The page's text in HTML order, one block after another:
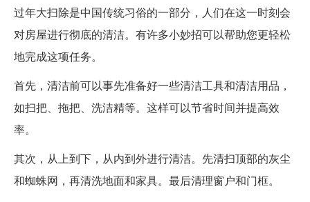
过年大扫除是中国传统习俗的一部分，人们在这一时刻会
对房屋进行彻底的清洁。有许多小妙招可以帮助您更轻松
地完成这项任务。
首先，清洁前可以事先准备好一些清洁工具和清洁用品，
如扫把、拖把、洗洁精等。这样可以节省时间并提高效
率。
其次，从上到下，从内到外进行清洁。先清扫顶部的灰尘
和蜘蛛网，再清洗地面和家具。最后清理窗户和门框。